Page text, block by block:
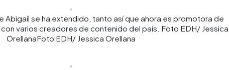
Abigaíl se ha extendido, tanto así que ahora es promotora de
varios creadores de contenido del país. Foto EDH/ Jessica
OrellanaFoto EDH/ Jessica Orellana